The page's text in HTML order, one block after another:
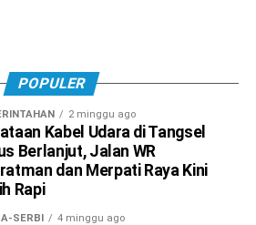
POPULER
2 minggu ago
Kabel Udara di Tangsel
Berlanjut, Jalan WR
dan Merpati Raya Kini
Rapi
SERBI 4 minggu ago